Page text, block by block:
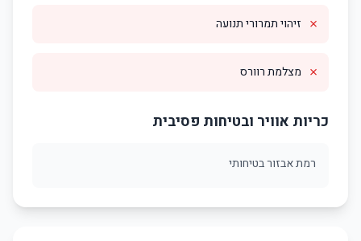
✗ זיהוי תמרורי תנועה
✗ מצלמת רוורס
כריות אוויר ובטיחות פסיבית
רמת אבזור בטיחותי